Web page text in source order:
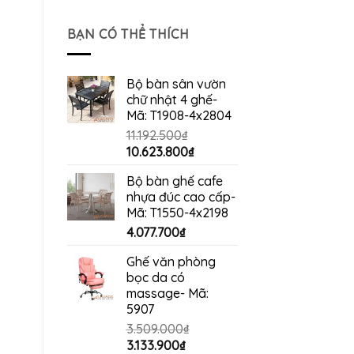
là:
4.200.000₫.
BẠN CÓ THỂ THÍCH
Bộ bàn sân vườn
chữ nhật 4 ghế-
Mã: T1908-4x2804
11.192.500₫
Giá
là:
11.192.500₫.
10.623.800₫Giá
tại
là:
10.623.800₫.
Bộ bàn ghế cafe
nhựa đúc cao cấp-
Mã: T1550-4x2198
4.077.700₫
Ghế văn phòng
bọc da có
massage- Mã:
5907
3.509.000₫
Giá
3.133.900₫Giá